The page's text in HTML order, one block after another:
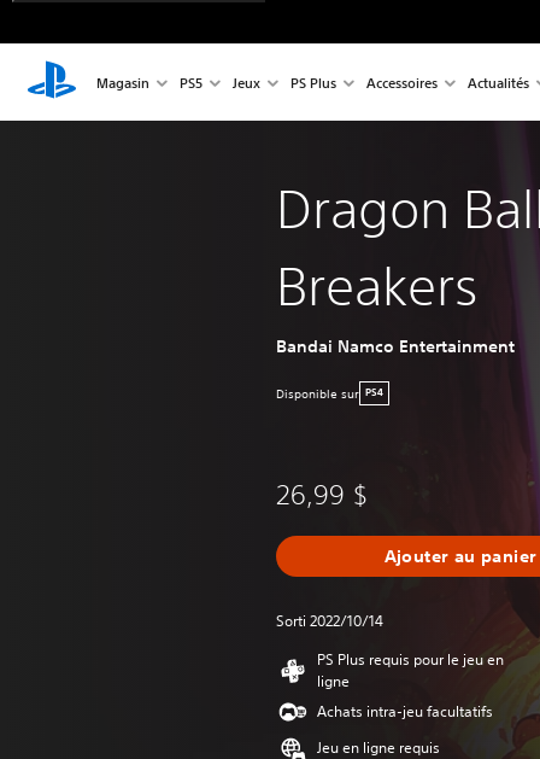
Magasin PS5 Jeux PS Plus Accessoires Actualités
Dragon
Breakers
Bandai Namco Entertainment
Disponible sur PS4
26,99 $
Ajouter au panier
Sorti 2022/10/14
PS Plus requis pour le jeu en
ligne
Achats intra-jeu facultatifs
Jeu en ligne requis